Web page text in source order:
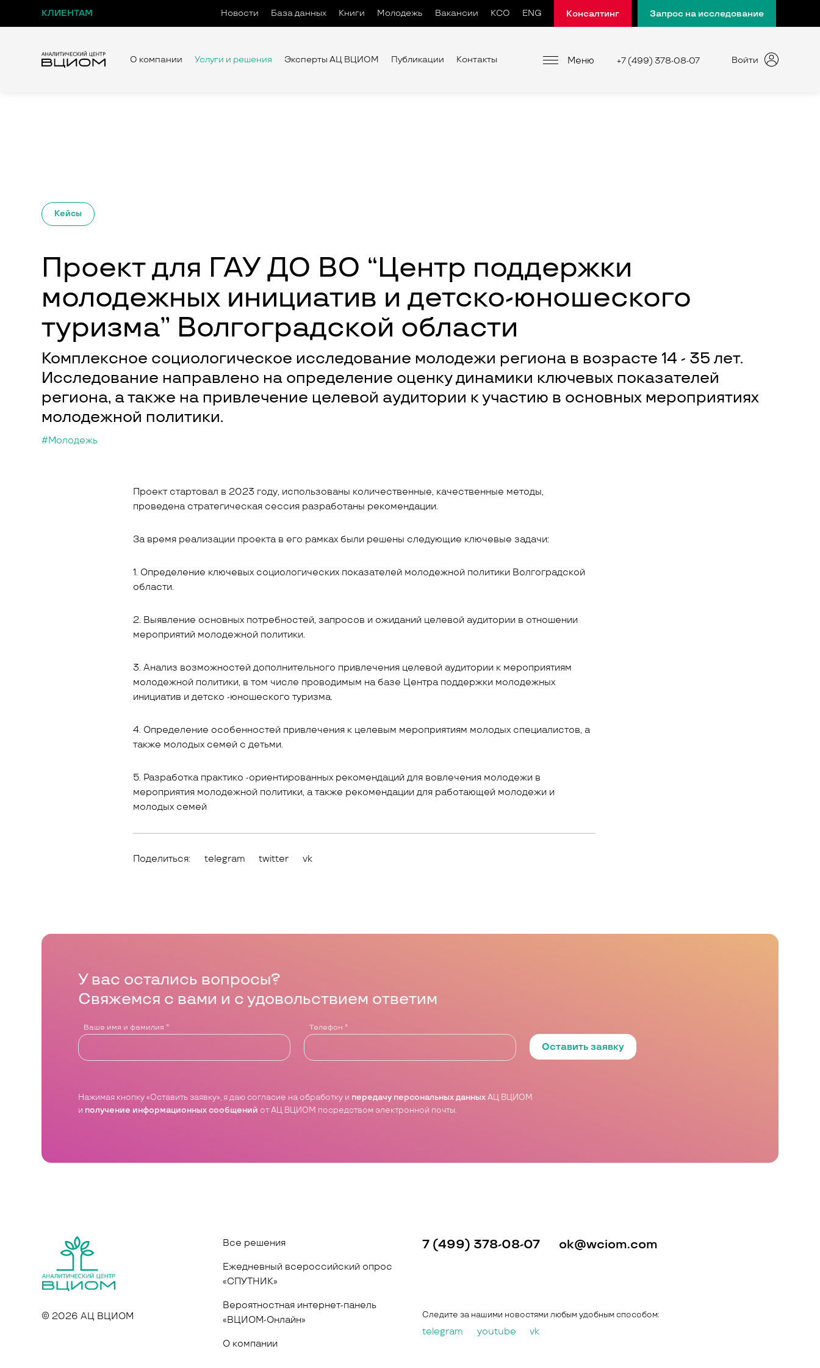
КЛИЕНТАМ Новости База данных Книги Молодежь Вакансии КСО ENG Консалтинг Запрос на исследование
О компании Услуги и решения Эксперты АЦ ВЦИОМ Публикации Контакты Меню +7 (499) 378-08-07 Войти
Кейсы
Проект для ГАУ ДО ВО “Центр поддержки
молодежных инициатив и детско-юношеского
туризма” Волгоградской области
Комплексное социологическое исследование молодежи региона в возрасте 14 - 35 лет.
Исследование направлено на определение оценку динамики ключевых показателей
региона, а также на привлечение целевой аудитории к участию в основных мероприятиях
молодежной политики.
#Молодежь
Проект стартовал в 2023 году, использованы количественные, качественные методы,
проведена стратегическая сессия разработаны рекомендации.
За время реализации проекта в его рамках были решены следующие ключевые задачи:
1. Определение ключевых социологических показателей молодежной политики Волгоградской
области.
2. Выявление основных потребностей, запросов и ожиданий целевой аудитории в отношении
мероприятий молодежной политики.
3. Анализ возможностей дополнительного привлечения целевой аудитории к мероприятиям
молодежной политики, в том числе проводимым на базе Центра поддержки молодежных
инициатив и детско -юношеского туризма.
4. Определение особенностей привлечения к целевым мероприятиям молодых специалистов, а
также молодых семей с детьми.
5. Разработка практико -ориентированных рекомендаций для вовлечения молодежи в
мероприятия молодежной политики, а также рекомендации для работающей молодежи и
молодых семей
Поделиться: telegram twitter vk
У вас остались вопросы?
Свяжемся с вами и с удовольствием ответим
Ваше имя и фамилия * Телефон *
Оставить заявку
Нажимая кнопку «Оставить заявку», я даю согласие на обработку и передачу персональных данныхАЦ ВЦИОМ
и получение информационных сообщений от АЦ ВЦИОМ посредством электронной почты.
© 2026 АЦ ВЦИОМ
Все решения
Ежедневный всероссийский опрос
«СПУТНИК»
Вероятностная интернет-панель
«ВЦИОМ-Онлайн»
О компании
7 (499) 378-08-07 ok@wciom.com
Следите за нашими новостями любым удобным способом:
telegram youtube vk